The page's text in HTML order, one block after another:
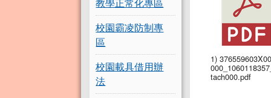
校園霸凌防制專
區
校園載具借用辦
法
1)
tach000.pdf